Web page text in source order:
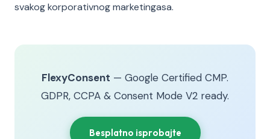
svakog korporativnog marketingasa.
FlexyConsent — Google Certified CMP.
GDPR, CCPA & Consent Mode V2 ready.
Besplatno isprobajte